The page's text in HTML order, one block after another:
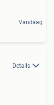
Vandaag
Details